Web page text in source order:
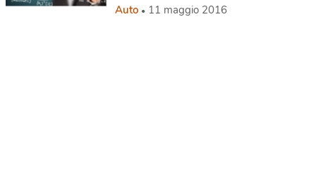
Auto 11 maggio 2016